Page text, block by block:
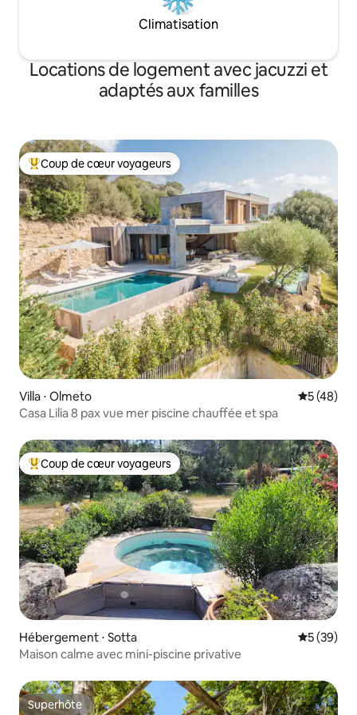
Climatisation
Locations de logement avec jacuzzi et
adaptés aux familles
Coups de cœur voyageurs les plus appréciés
Coup de cœur voyageurs
Villa ⋅ Olmeto
5 (48)
Casa Lilia 8 pax vue mer piscine chauffée et spa
Coups de cœur voyageurs les plus appréciés
Coup de cœur voyageurs
Hébergement ⋅ Sotta
5 (39)
Maison calme avec mini-piscine privative
Superhôte
Superhôte